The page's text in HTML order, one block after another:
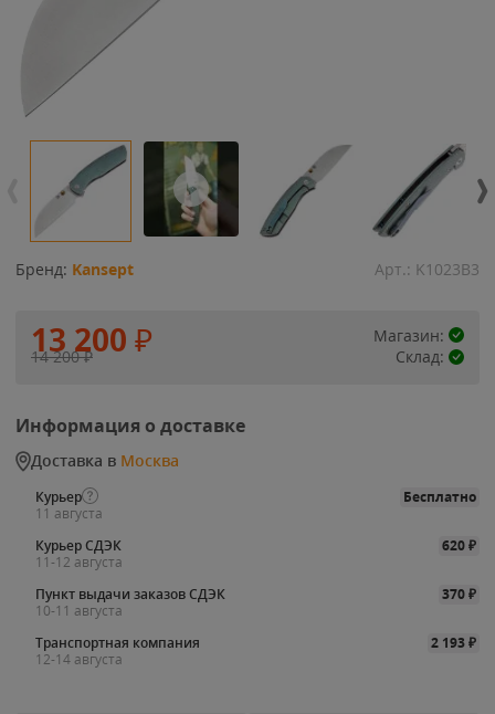
Бренд: Kansept Арт.: K1023B3
13 200 ₽
14 200₽
Магазин:
Склад:
Информация о доставке
Доставка в Москва
Курьер
Бесплатно
11 августа
Курьер СДЭК
620₽
11-12 августа
Пункт выдачи заказов СДЭК
370₽
10-11 августа
Транспортная компания
2 193₽
12-14 августа